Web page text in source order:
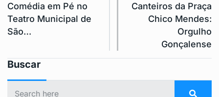
Comédia em Pé no
Teatro Municipal de
São…
Canteiros da Praça
Chico Mendes:
Orgulho
Gonçalense
Buscar